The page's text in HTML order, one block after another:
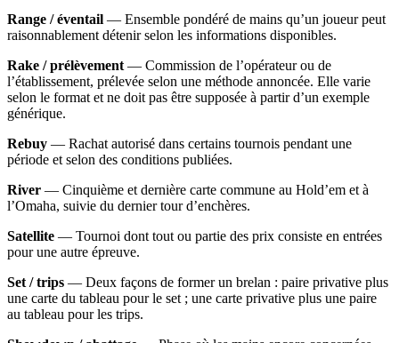
Range / éventail — Ensemble pondéré de mains qu’un joueur peut
raisonnablement détenir selon les informations disponibles.
Rake / prélèvement — Commission de l’opérateur ou de
l’établissement, prélevée selon une méthode annoncée. Elle varie
selon le format et ne doit pas être supposée à partir d’un exemple
générique.
Rebuy — Rachat autorisé dans certains tournois pendant une
période et selon des conditions publiées.
River — Cinquième et dernière carte commune au Hold’em et à
l’Omaha, suivie du dernier tour d’enchères.
Satellite — Tournoi dont tout ou partie des prix consiste en entrées
pour une autre épreuve.
Set / trips — Deux façons de former un brelan : paire privative plus
une carte du tableau pour le set ; une carte privative plus une paire
au tableau pour les trips.